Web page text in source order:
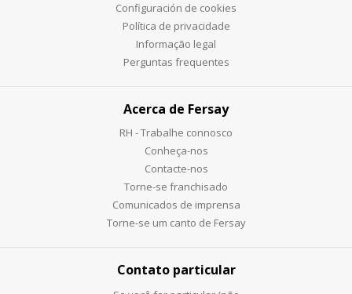
Configuración de cookies
Política de privacidade
Informação legal
Perguntas frequentes
Acerca de Fersay
RH - Trabalhe connosco
Conheça-nos
Contacte-nos
Torne-se franchisado
Comunicados de imprensa
Torne-se um canto de Fersay
Contato particular